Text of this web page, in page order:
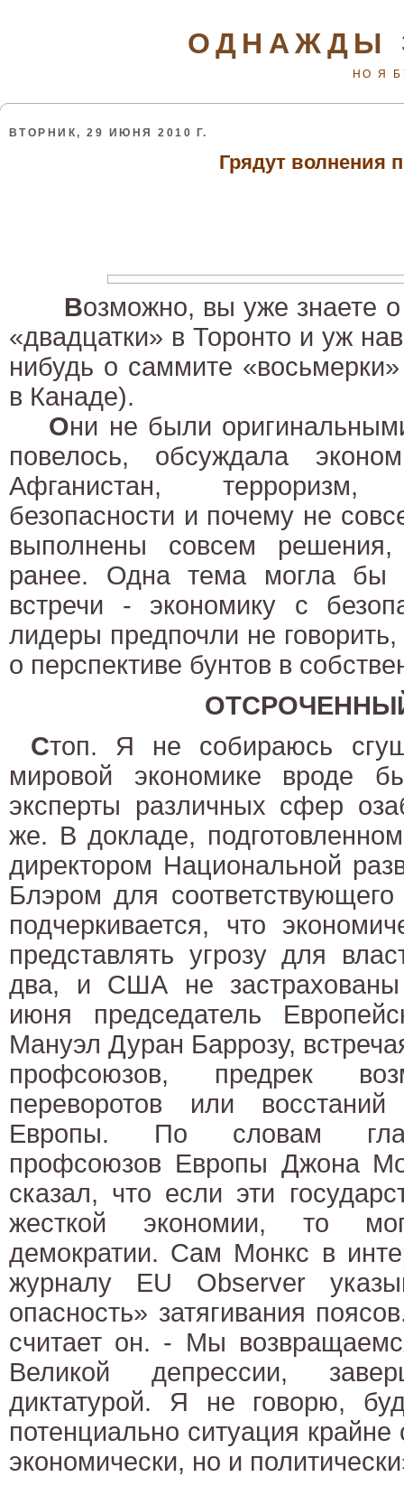
ОДНАЖДЫ
НО Я
ВТОРНИК, 29 ИЮНЯ 2010 Г.
Грядут волнения
Возможно, вы уже знаете
«двадцатки» в Торонто и уж
нибудь о саммите
в Канаде).
Они не были
повелось, обсуждала
Афганистан,
безопасности и почему не
выполнены совсем
ранее. Одна тема могла бы
встречи - экономику с
лидеры предпочли не
о перспективе бунтов в
Стоп. Я не собираюсь
мировой экономике вроде
эксперты различных сфер
же. В докладе,
директором Национальной
Блэром для соответствующего
подчеркивается, что
представлять угрозу для
два, и США не застрахованы
июня председатель
Мануэл Дуран Баррозу,
профсоюзов, предрек
переворотов или
Европы. По словам
профсоюзов Европы Джона
сказал, что если эти
жесткой экономии, то
демократии. Сам Монкс в
журналу EU Observer
опасность» затягивания
считает он. - Мы
Великой депрессии,
диктатурой. Я не говорю,
потенциально ситуация крайне
экономически, но и